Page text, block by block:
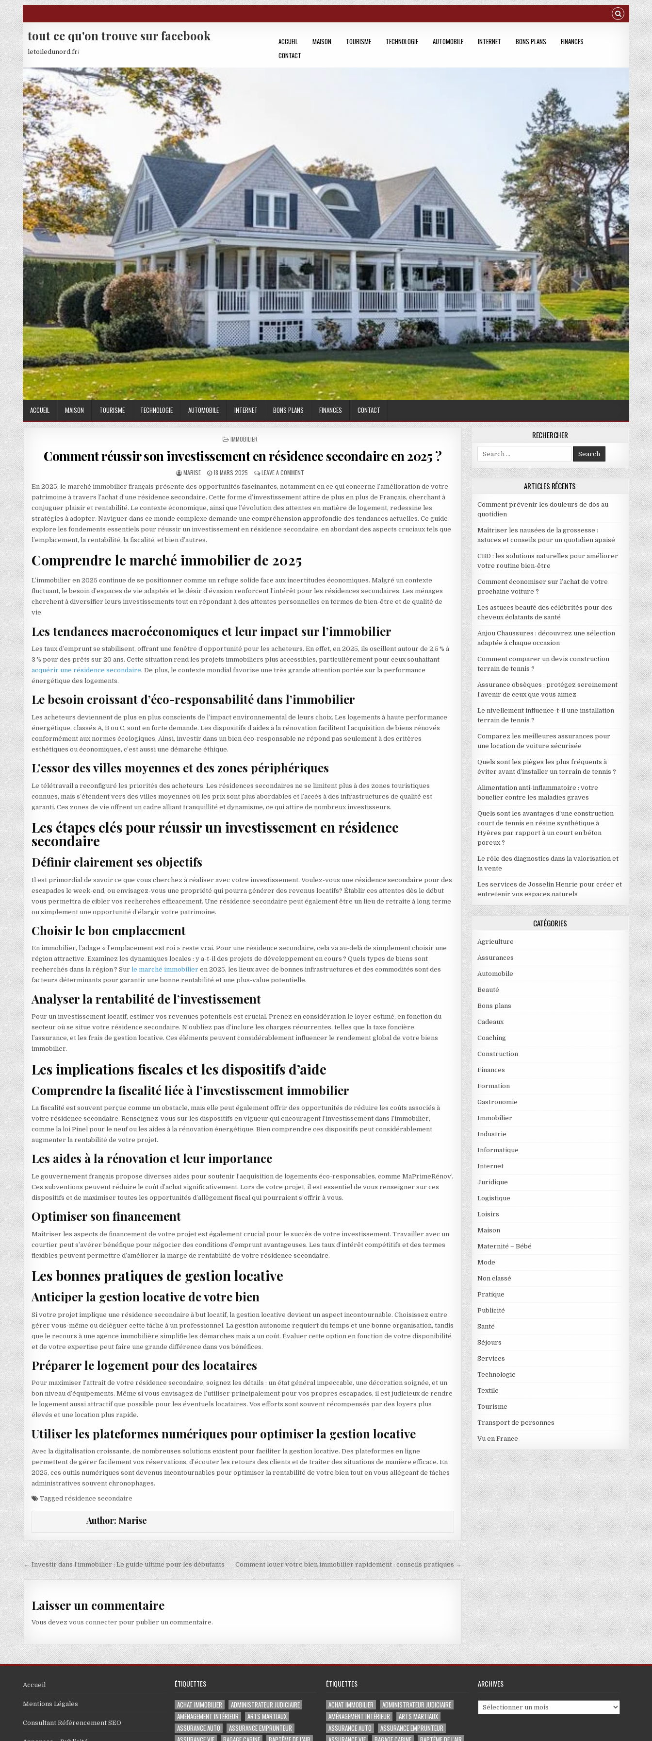
Skip to content
tout ce qu'on trouve sur facebook
letoiledunord.fr/
ACCUEIL MAISON TOURISME TECHNOLOGIE AUTOMOBILE INTERNET BONS PLANS
FINANCES
CONTACT
ACCUEIL MAISON TOURISME TECHNOLOGIE AUTOMOBILE INTERNET BONS PLANS FINANCES CONTACT
POSTED IN
IMMOBILIER
Comment réussir son investissement en résidence secondaire en 2025 ?
AUTHOR:
MARISE PUBLISHED DATE:
18 MARS 2025 LEAVE A COMMENT ON COMMENT RÉUSSIR SON INVESTISSEMENT EN RÉSIDENCE SECONDAIRE EN 2025 ?
En 2025, le marché immobilier français présente des opportunités fascinantes, notamment en ce qui concerne l’amélioration de votre
patrimoine à travers l’achat d’une résidence secondaire. Cette forme d’investissement attire de plus en plus de Français, cherchant à
conjuguer plaisir et rentabilité. Le contexte économique, ainsi que l’évolution des attentes en matière de logement, redessine les
stratégies à adopter. Naviguer dans ce monde complexe demande une compréhension approfondie des tendances actuelles. Ce guide
explore les fondements essentiels pour réussir un investissement en résidence secondaire, en abordant des aspects cruciaux tels que
l’emplacement, la rentabilité, la fiscalité, et bien d’autres.
Comprendre le marché immobilier de 2025
L’immobilier en 2025 continue de se positionner comme un refuge solide face aux incertitudes économiques. Malgré un contexte
fluctuant, le besoin d’espaces de vie adaptés et le désir d’évasion renforcent l’intérêt pour les résidences secondaires. Les ménages
cherchent à diversifier leurs investissements tout en répondant à des attentes personnelles en termes de bien-être et de qualité de
vie.
Les tendances macroéconomiques et leur impact sur l’immobilier
Les taux d’emprunt se stabilisent, offrant une fenêtre d’opportunité pour les acheteurs. En effet, en 2025, ils oscillent autour de 2,5 % à
3 % pour des prêts sur 20 ans. Cette situation rend les projets immobiliers plus accessibles, particulièrement pour ceux souhaitant
acquérir une résidence secondaire. De plus, le contexte mondial favorise une très grande attention portée sur la performance
énergétique des logements.
Le besoin croissant d’éco-responsabilité dans l’immobilier
Les acheteurs deviennent de plus en plus conscients de l’impact environnemental de leurs choix. Les logements à haute performance
énergétique, classés A, B ou C, sont en forte demande. Les dispositifs d’aides à la rénovation facilitent l’acquisition de biens rénovés
conformément aux normes écologiques. Ainsi, investir dans un bien éco-responsable ne répond pas seulement à des critères
esthétiques ou économiques, c’est aussi une démarche éthique.
L’essor des villes moyennes et des zones périphériques
Le télétravail a reconfiguré les priorités des acheteurs. Les résidences secondaires ne se limitent plus à des zones touristiques
connues, mais s’étendent vers des villes moyennes où les prix sont plus abordables et l’accès à des infrastructures de qualité est
garanti. Ces zones de vie offrent un cadre alliant tranquillité et dynamisme, ce qui attire de nombreux investisseurs.
Les étapes clés pour réussir un investissement en résidence
secondaire
Définir clairement ses objectifs
Il est primordial de savoir ce que vous cherchez à réaliser avec votre investissement. Voulez-vous une résidence secondaire pour des
escapades le week-end, ou envisagez-vous une propriété qui pourra générer des revenus locatifs? Établir ces attentes dès le début
vous permettra de cibler vos recherches efficacement. Une résidence secondaire peut également être un lieu de retraite à long terme
ou simplement une opportunité d’élargir votre patrimoine.
Choisir le bon emplacement
En immobilier, l’adage « l’emplacement est roi » reste vrai. Pour une résidence secondaire, cela va au-delà de simplement choisir une
région attractive. Examinez les dynamiques locales : y a-t-il des projets de développement en cours ? Quels types de biens sont
recherchés dans la région ? Surle marché immobilier en 2025, les lieux avec de bonnes infrastructures et des commodités sont des
facteurs déterminants pour garantir une bonne rentabilité et une plus-value potentielle.
Analyser la rentabilité de l’investissement
Pour un investissement locatif, estimer vos revenues potentiels est crucial. Prenez en considération le loyer estimé, en fonction du
secteur où se situe votre résidence secondaire. N’oubliez pas d’inclure les charges récurrentes, telles que la taxe foncière,
l’assurance, et les frais de gestion locative. Ces éléments peuvent considérablement influencer le rendement global de votre biens
immobilier.
Les implications fiscales et les dispositifs d’aide
Comprendre la fiscalité liée à l’investissement immobilier
La fiscalité est souvent perçue comme un obstacle, mais elle peut également offrir des opportunités de réduire les coûts associés à
votre résidence secondaire. Renseignez-vous sur les dispositifs en vigueur qui encouragent l’investissement dans l’immobilier,
comme la loi Pinel pour le neuf ou les aides à la rénovation énergétique. Bien comprendre ces dispositifs peut considérablement
augmenter la rentabilité de votre projet.
Les aides à la rénovation et leur importance
Le gouvernement français propose diverses aides pour soutenir l’acquisition de logements éco-responsables, comme MaPrimeRénov’.
Ces subventions peuvent réduire le coût d’achat significativement. Lors de votre projet, il est essentiel de vous renseigner sur ces
dispositifs et de maximiser toutes les opportunités d’allègement fiscal qui pourraient s’offrir à vous.
Optimiser son financement
Maîtriser les aspects de financement de votre projet est également crucial pour le succès de votre investissement. Travailler avec un
courtier peut s’avérer bénéfique pour négocier des conditions d’emprunt avantageuses. Les taux d’intérêt compétitifs et des termes
flexibles peuvent permettre d’améliorer la marge de rentabilité de votre résidence secondaire.
Les bonnes pratiques de gestion locative
Anticiper la gestion locative de votre bien
Si votre projet implique une résidence secondaire à but locatif, la gestion locative devient un aspect incontournable. Choisissez entre
gérer vous-même ou déléguer cette tâche à un professionnel. La gestion autonome requiert du temps et une bonne organisation, tandis
que le recours à une agence immobilière simplifie les démarches mais a un coût. Évaluer cette option en fonction de votre disponibilité
et de votre expertise peut faire une grande différence dans vos bénéfices.
Préparer le logement pour des locataires
Pour maximiser l’attrait de votre résidence secondaire, soignez les détails : un état général impeccable, une décoration soignée, et un
bon niveau d’équipements. Même si vous envisagez de l’utiliser principalement pour vos propres escapades, il est judicieux de rendre
le logement aussi attractif que possible pour les éventuels locataires. Vos efforts sont souvent récompensés par des loyers plus
élevés et une location plus rapide.
Utiliser les plateformes numériques pour optimiser la gestion locative
Avec la digitalisation croissante, de nombreuses solutions existent pour faciliter la gestion locative. Des plateformes en ligne
permettent de gérer facilement vos réservations, d’écouter les retours des clients et de traiter des situations de manière efficace. En
2025, ces outils numériques sont devenus incontournables pour optimiser la rentabilité de votre bien tout en vous allégeant de tâches
administratives souvent chronophages.
Taggedrésidence secondaire
Author: Marise
Navigation de l’article
← Investir dans l’immobilier : Le guide ultime pour les débutants Comment louer votre bien immobilier rapidement : conseils pratiques →
Laisser un commentaire
Vous devezvous connecter pour publier un commentaire.
RECHERCHER
Search for:
ARTICLES RÉCENTS
Comment prévenir les douleurs de dos au
quotidien
Maîtriser les nausées de la grossesse :
astuces et conseils pour un quotidien apaisé
CBD : les solutions naturelles pour améliorer
votre routine bien-être
Comment économiser sur l’achat de votre
prochaine voiture ?
Les astuces beauté des célébrités pour des
cheveux éclatants de santé
Anjou Chaussures : découvrez une sélection
adaptée à chaque occasion
Comment comparer un devis construction
terrain de tennis ?
Assurance obsèques : protégez sereinement
l’avenir de ceux que vous aimez
Le nivellement influence-t-il une installation
terrain de tennis ?
Comparez les meilleures assurances pour
une location de voiture sécurisée
Quels sont les pièges les plus fréquents à
éviter avant d’installer un terrain de tennis ?
Alimentation anti-inflammatoire : votre
bouclier contre les maladies graves
Quels sont les avantages d’une construction
court de tennis en résine synthétique à
Hyères par rapport à un court en béton
poreux ?
Le rôle des diagnostics dans la valorisation et
la vente
Les services de Josselin Henrie pour créer et
entretenir vos espaces naturels
CATÉGORIES
Agriculture
Assurances
Automobile
Beauté
Bons plans
Cadeaux
Coaching
Construction
Finances
Formation
Gastronomie
Immobilier
Industrie
Informatique
Internet
Juridique
Logistique
Loisirs
Maison
Maternité – Bébé
Mode
Non classé
Pratique
Publicité
Santé
Séjours
Services
Technologie
Textile
Tourisme
Transport de personnes
Vu en France
Accueil
Mentions Légales
Consultant Référencement SEO
ÉTIQUETTES
ACHAT IMMOBILIER
ADMINISTRATEUR JUDICIAIRE
AMÉNAGEMENT INTÉRIEUR
ARTS MARTIAUX
ASSURANCE AUTO
ASSURANCE EMPRUNTEUR
ÉTIQUETTES
ACHAT IMMOBILIER
ADMINISTRATEUR JUDICIAIRE
AMÉNAGEMENT INTÉRIEUR
ARTS MARTIAUX
ASSURANCE AUTO
ASSURANCE EMPRUNTEUR
ARCHIVES
Archives